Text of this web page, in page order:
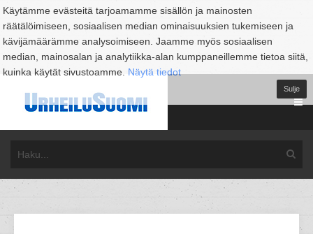
Käytämme evästeitä tarjoamamme sisällön ja mainosten
räätälöimiseen, sosiaalisen median ominaisuuksien tukemiseen ja
kävijämäärämme analysoimiseen. Jaamme myös sosiaalisen
median, mainosalan ja analytiikka-alan kumppaneillemme tietoa siitä,
kuinka käytät sivustoamme. Näytä tiedot
Sulje